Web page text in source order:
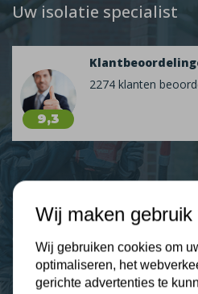
Uw isolatie specialist
9,3
2274 klanten
Contact
Wij maken
Wij gebruiken cookies om
optimaliseren, het
gerichte advertenties te